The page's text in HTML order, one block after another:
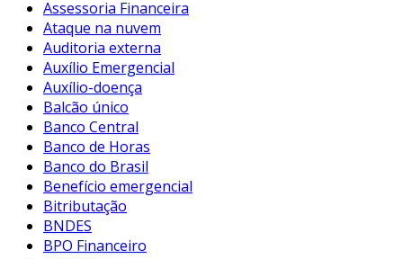
Assessoria Financeira
Ataque na nuvem
Auditoria externa
Auxílio Emergencial
Auxílio-doença
Balcão único
Banco Central
Banco de Horas
Banco do Brasil
Benefício emergencial
Bitributação
BNDES
BPO Financeiro